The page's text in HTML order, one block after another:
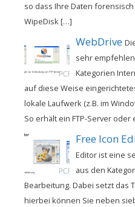
so dass Ihre Daten
WipeDisk […]
WebDrive
sehr
Kategorien
auf diese Weise
lokale Laufwerk (z.B. im
So erhält ein FTP-Server
Free Icon
Editor ist eine
aus den
Bearbeitung. Dabei setzt das
hierbei können Sie neben